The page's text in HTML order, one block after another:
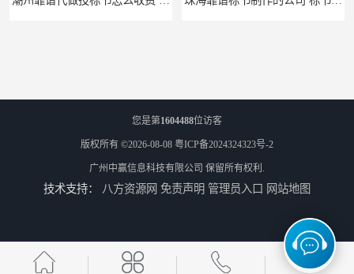
您是第1604488位访客
版权所有 ©2026-08-08 粤ICP备2024324323号-2
广州中赢信息科技有限公司 保留所有权利.
技术支持： 八方资源网 免责声明 管理员入口 网站地图